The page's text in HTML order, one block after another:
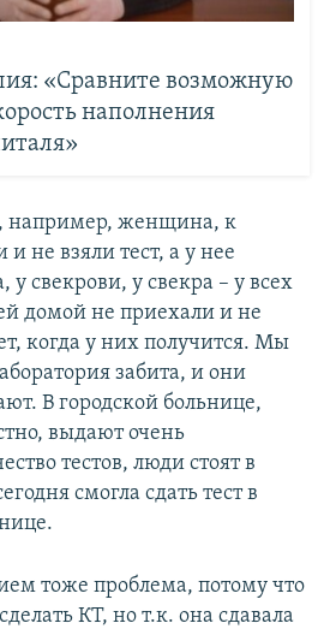
«Сравните возможную
наполнения
например, женщина, к
не взяли тест, а у нее
свекрови, у свекра – у всех
домой не приехали и не
когда у них получится. Мы
забита, и они
В городской больнице,
выдают очень
тестов, люди стоят в
смогла сдать тест в
тоже проблема, потому что
КТ, но т.к. она сдавала